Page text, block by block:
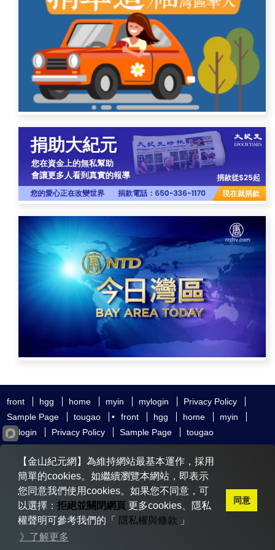
front hgg home myin mylogin
Privacy Policy
Sample Page
tougao • front hgg home
myin
mylogin
Privacy Policy Sample Page tougao
友好鏈接 追查國際 新唐人電視
神韻藝術團
大紀元時報
希望之聲 全球退黨服務中心 明慧網
無界網
Copyright © 2020-2026 金山紀元. All Rights Reserved.
【金山紀元網】為維持網站最基本運作，採用
簡單的cookies。如繼續瀏覽本網站，即表示
您同意我們使用cookies。如果您不同意，可
以選擇： 拒絕並關閉網頁更多cookies、隱私
權聲明可參考我們的「
隱私權與條款 」
》了解更多
同意